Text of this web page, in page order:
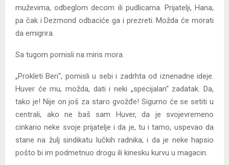
muževima, odbeglom decom ili pudlicama. Prijatelji, Hana,
pa čak i Dezmond odbaciće ga i prezreti. Možda će morati
da emigrira.
Sa tugom pomisli na miris mora.
„Prokleti Beri“, pomisli u sebi i zadrhta od iznenadne ideje.
Huver će mu, možda, dati i neki „specijalan“ zadatak. Da,
tako je! Nije on još za staro gvožđe! Sigurno će se setiti u
centrali, ako ne baš sam Huver, da je svojevremeno
cinkario neke svoje prijatelje i da je, tu i tamo, uspevao da
stane na žulj sindikatu lučkih radnika, i da je neke hapsio
pošto bi im podmetnuo drogu ili kinesku kurvu u magacin.